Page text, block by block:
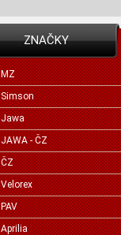
ZNAČKY
MZ
Simson
Jawa
JAWA - ČZ
ČZ
Velorex
PAV
Aprilia